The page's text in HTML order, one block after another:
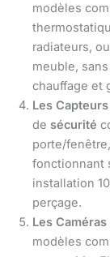
modèles
radiateurs,
meuble,
chauffage et
Les
de sécurité
porte/
fonctionnant
installation
perçage.
Les
modèles